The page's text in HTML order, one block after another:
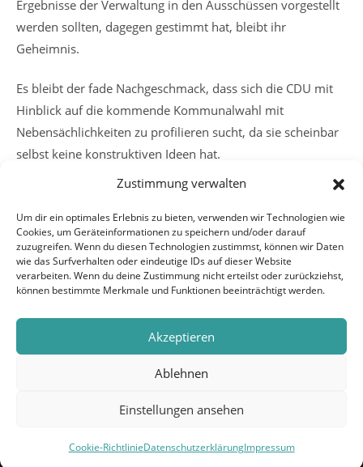
Zustimmung verwalten
Um dir ein optimales Erlebnis zu bieten, verwenden wir Technologien wie
Cookies, um Geräteinformationen zu speichern und/oder darauf
zuzugreifen. Wenn du diesen Technologien zustimmst, können wir Daten
wie das Surfverhalten oder eindeutige IDs auf dieser Website
verarbeiten. Wenn du deine Zustimmung nicht erteilst oder zurückziehst,
können bestimmte Merkmale und Funktionen beeinträchtigt werden.
Akzeptieren
Ablehnen
Einstellungen ansehen
Cookie-RichtlinieDatenschutzerklärungImpressum
Ergebnisse der Verwaltung in den Ausschüssen vorgestellt
werden sollten, dagegen gestimmt hat, bleibt ihr
Geheimnis.
Es bleibt der fade Nachgeschmack, dass sich die CDU mit
Hinblick auf die kommende Kommunalwahl mit
Nebensächlichkeiten zu profilieren sucht, da sie scheinbar
selbst keine konstruktiven Ideen hat.
Weitere
Artikel
ansehen
Vorheriger Beitrag
SPD, BG und FDP ziehen positive Bilanz ihrer Arbeit
und entgegnen CDU Kritik
Nächster Beitrag
|DATENSCHUTZERKLÄRUNG|